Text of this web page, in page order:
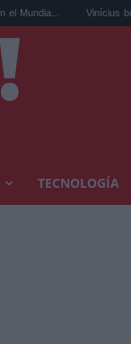
Vinícius borra
TECNOLOGÍA